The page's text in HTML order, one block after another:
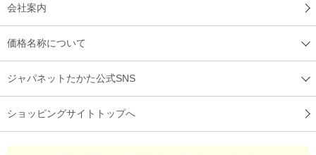
会社案内
価格名称について
ジャパネットたかた公式SNS
ショッピングサイトトップへ